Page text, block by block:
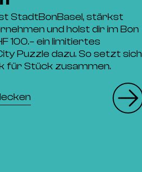
StadtBonBasel, stärkst
und holst dir im Bon
100.– ein limitiertes
Puzzle dazu. So setzt sich
für Stück zusammen.